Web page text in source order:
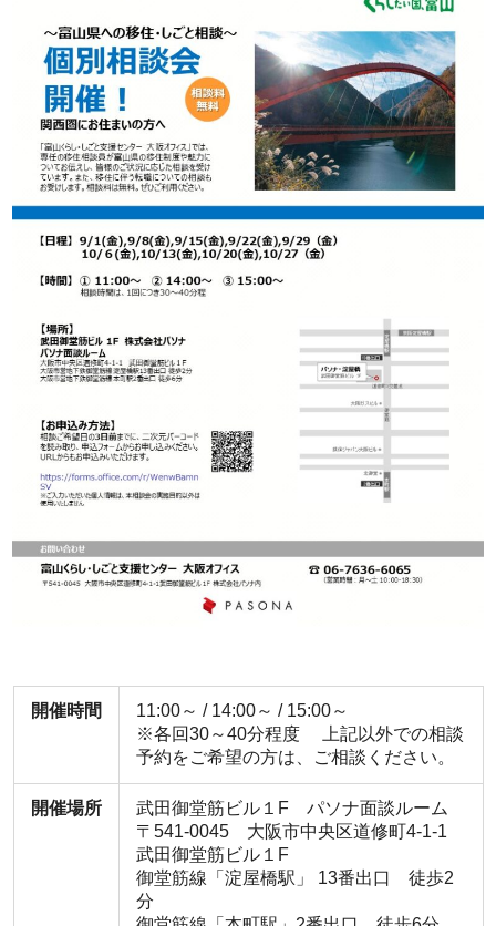
開催時間
11:00～ / 14:00～ / 15:00～
※各回30～40分程度 上記以外での相談
予約をご希望の方は、ご相談ください。
開催場所
武田御堂筋ビル１F パソナ面談ルーム
〒541-0045 大阪市中央区道修町4-1-1
武田御堂筋ビル１F
御堂筋線「淀屋橋駅」 13番出口 徒歩2
分